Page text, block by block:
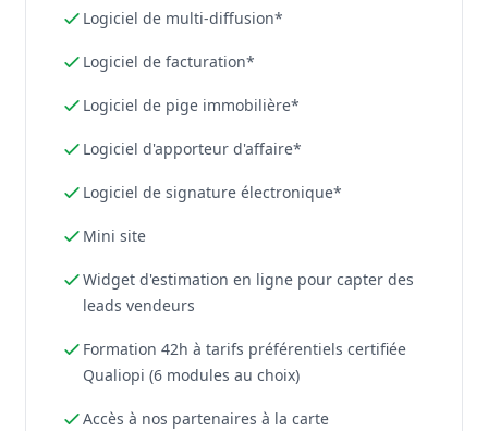
Logiciel de multi-diffusion*
Logiciel de facturation*
Logiciel de pige immobilière*
Logiciel d'apporteur d'affaire*
Logiciel de signature électronique*
Mini site
Widget d'estimation en ligne pour capter des
leads vendeurs
Formation 42h à tarifs préférentiels certifiée
Qualiopi (6 modules au choix)
Accès à nos partenaires à la carte